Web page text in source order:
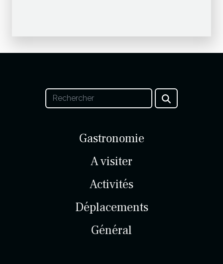
Gastronomie
A visiter
Activités
Déplacements
Général